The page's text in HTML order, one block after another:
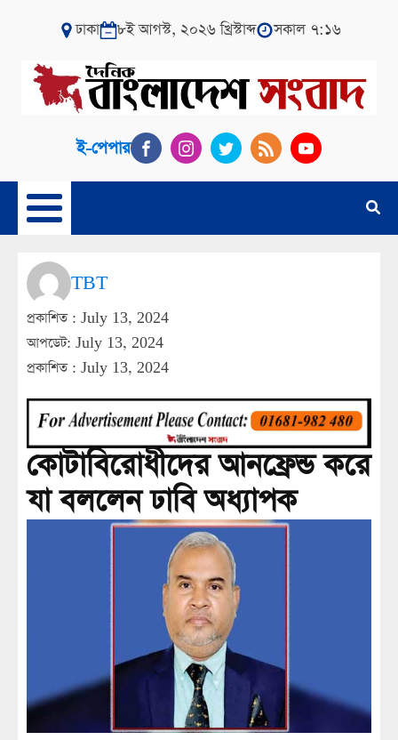
ঢাকা ৮ই আগস্ট, ২০২৬ খ্রিস্টাব্দ সকাল ৭:১৬
ই-পেপার
TBT
প্রকাশিত : July 13, 2024
আপডেট: July 13, 2024
প্রকাশিত : July 13, 2024
কোটাবিরোধীদের আনফ্রেন্ড করে
যা বললেন ঢাবি অধ্যাপক